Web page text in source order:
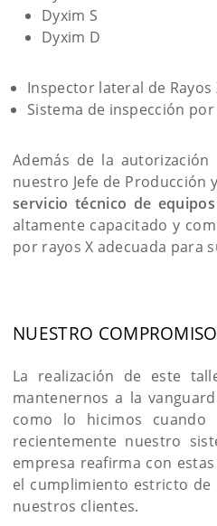
Dyxim S
Dyxim D
Inspector lateral de Rayos
Sistema de inspección por
Además de la
nuestro Jefe de Producción
servicio técnico de
altamente capacitado y
por rayos X adecuada para
NUESTRO
La realización de este
mantenernos a la
como lo hicimos
recientemente nuestro
empresa reafirma con
el cumplimiento estricto de
nuestros clientes.